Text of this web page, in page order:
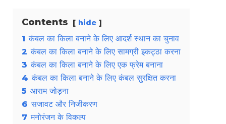
Contents hide
1 कंबल का किला बनाने के लिए आदर्श स्थान का चुनाव
2 कंबल का किला बनाने के लिए सामग्री इकट्ठा करना
3 कंबल का किला बनाने के लिए एक फ्रेम बनाना
4 कंबल का किला बनाने के लिए कंबल सुरक्षित करना
5 आराम जोड़ना
6 सजावट और निजीकरण
7 मनोरंजन के विकल्प